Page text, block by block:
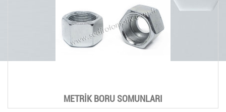
METRİK BORU SOMUNLARI